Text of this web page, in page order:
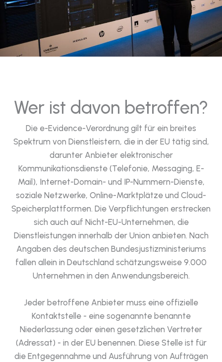
Wer ist davon betroffen?
Die e-Evidence-Verordnung gilt für ein breites
Spektrum von Dienstleistern, die in der EU tätig sind,
darunter Anbieter elektronischer
Kommunikationsdienste (Telefonie, Messaging, E-
Mail), Internet-Domain- und IP-Nummern-Dienste,
soziale Netzwerke, Online-Marktplätze und Cloud-
Speicherplattformen. Die Verpflichtungen erstrecken
sich auch auf Nicht-EU-Unternehmen, die
Dienstleistungen innerhalb der Union anbieten. Nach
Angaben des deutschen Bundesjustizministeriums
fallen allein in Deutschland schätzungsweise 9.000
Unternehmen in den Anwendungsbereich.
Jeder betroffene Anbieter muss eine offizielle
Kontaktstelle - eine sogenannte benannte
Niederlassung oder einen gesetzlichen Vertreter
(Adressat) - in der EU benennen. Diese Stelle ist für
die Entgegennahme und Ausführung von Aufträgen